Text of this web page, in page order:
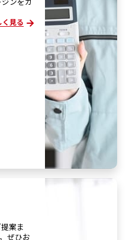
く見る
案ま
ぜひお